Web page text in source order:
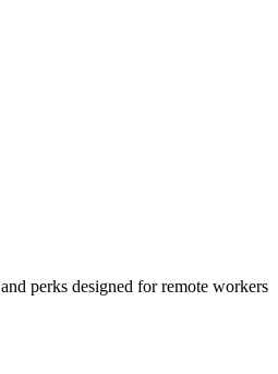
to be comfortable and
perks designed for remote workers